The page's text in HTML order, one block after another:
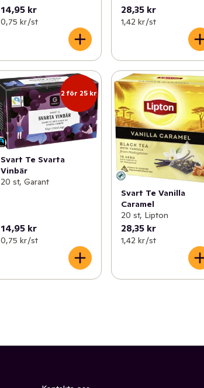
14,95 kr
0,75 kr /st
28,35 kr
1,42 kr /st
2 för 25 kr
Svart Te Svarta
Vinbär
20 st, Garant
14,95 kr
0,75 kr /st
Svart Te Vanilla
Caramel
20 st, Lipton
28,35 kr
1,42 kr /st